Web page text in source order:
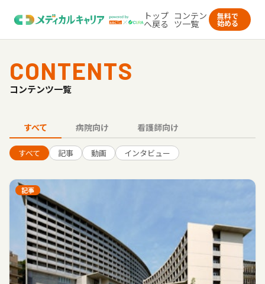
トップ
へ戻る
コンテン
ツ一覧
無料で
始める
CONTENTS
コンテンツ一覧
すべて 病院向け 看護師向け
すべて 記事 動画 インタビュー
記事